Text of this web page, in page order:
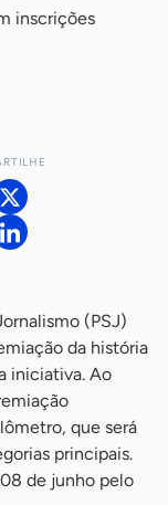
inscrições
(PSJ)
da história
iniciativa. Ao
que será
principais.
de junho pelo